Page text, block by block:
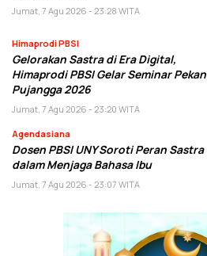
Jumat, 7 Agu 2026 - 23:28 WITA
Himaprodi PBSI
Gelorakan Sastra di Era Digital,
Himaprodi PBSI Gelar Seminar Pekan
Pujangga 2026
Jumat, 7 Agu 2026 - 23:20 WITA
Agendasiana
Dosen PBSI UNY Soroti Peran Sastra
dalam Menjaga Bahasa Ibu
Jumat, 7 Agu 2026 - 23:07 WITA